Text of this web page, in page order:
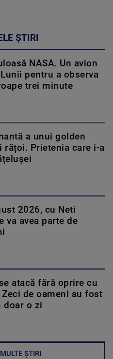
ȘTIRI
NASA. Un avion
pentru a observa
trei minute
a unui golden
rățoi. Prietenia care i-a
2026, cu Neti
va avea parte de
atacă fără oprire cu
de oameni au fost
doar o zi
ȘTIRI